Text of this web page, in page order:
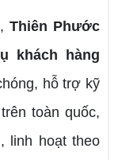
Thiên Phước
khách hàng
hỗ trợ kỹ
toàn quốc,
linh hoạt theo